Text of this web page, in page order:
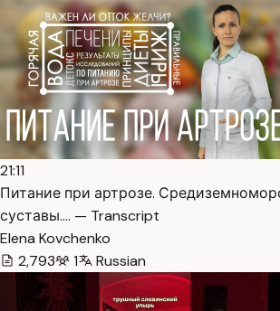
21:11
Питание при артрозе.
суставы.… — Transcript
Elena Kovchenko
2,793
1 Russian